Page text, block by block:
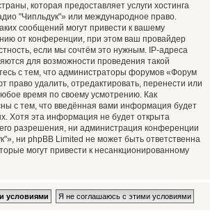
которая предоставляет услуги хостинга
"Чипльдук"» или международное право.
сообщений могут привести к вашему
от конференции, при этом ваш провайдер
если мы сочтём это нужным. IP-адреса
для возможности проведения такой
с тем, что администраторы форумов «Форум
право удалить, отредактировать, перенести или
время по своему усмотрению. Как
с тем, что введённая вами информация будет
Хотя эта информация не будет открыта
разрешения, ни администрация конференции
ни phpBB Limited не может быть ответственна
могут привести к несанкционированному